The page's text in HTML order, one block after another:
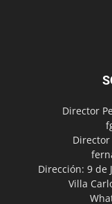
Director
Dirección: 9 de
Villa